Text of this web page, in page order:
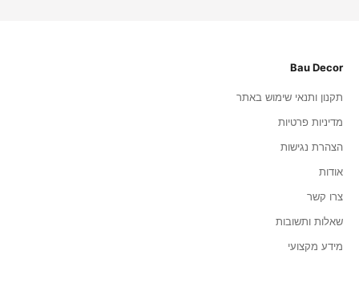
Bau Decor
תקנון ותנאי שימוש באתר
מדיניות פרטיות
הצהרת נגישות
אודות
צרו קשר
שאלות ותשובות
מידע מקצועי